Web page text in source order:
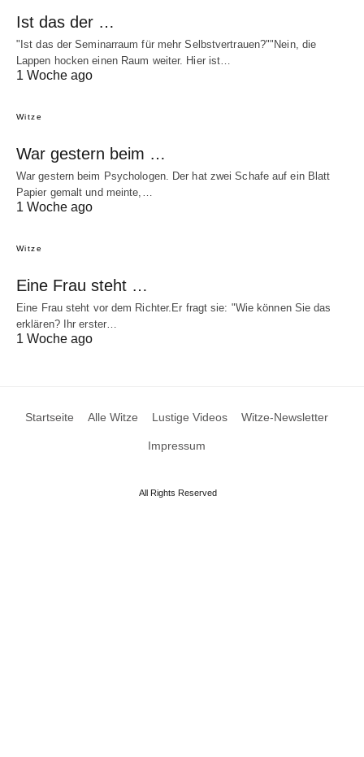
Ist das der …
"Ist das der Seminarraum für mehr Selbstvertrauen?""Nein, die
Lappen hocken einen Raum weiter. Hier ist…
1 Woche ago
Witze
War gestern beim …
War gestern beim Psychologen. Der hat zwei Schafe auf ein Blatt
Papier gemalt und meinte,…
1 Woche ago
Witze
Eine Frau steht …
Eine Frau steht vor dem Richter.Er fragt sie: "Wie können Sie das
erklären? Ihr erster…
1 Woche ago
Startseite Alle Witze Lustige Videos Witze-Newsletter
Impressum
All Rights Reserved